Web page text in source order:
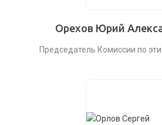
Орехов Юрий
Председатель Комиссии по